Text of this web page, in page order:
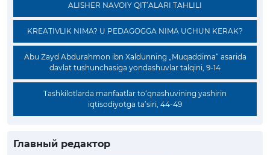
ALISHER NAVOIY QIT’ALARI TAHLILI
KREATIVLIK NIMA? U PEDAGOGGA NIMA UCHUN KERAK?
Abu Zayd Abdurahmon ibn Xaldunning „Muqaddima“ asarida
davlat tushunchasiga yondashuvlar talqini, 9-14
Tashkilotlarda manfaatlar to‘qnashuvining yashirin
iqtisodiyotga ta’siri, 44-49
Главный редактор